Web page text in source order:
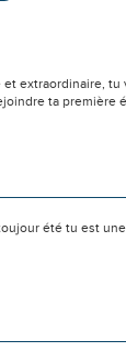
extraordinaire, tu
ta première
été tu est